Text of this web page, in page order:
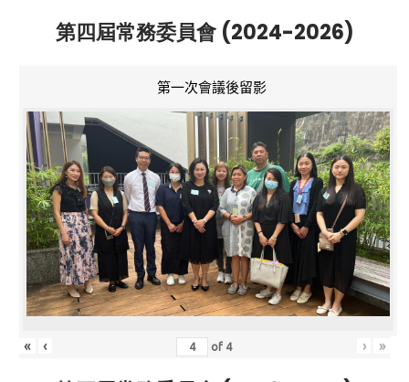
第四屆常務委員會 (2024-2026)
第一次會議後留影
« ‹ of 4 › »